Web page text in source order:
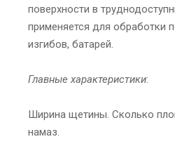
поверхности в
применяется для обработки
изгибов, батарей.
Главные характеристики:
Ширина щетины. Сколько
намаз.